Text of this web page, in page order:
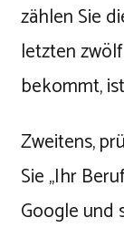
zählen Sie
letzten
bekommt,
Zweitens,
Sie „Ihr
Google und